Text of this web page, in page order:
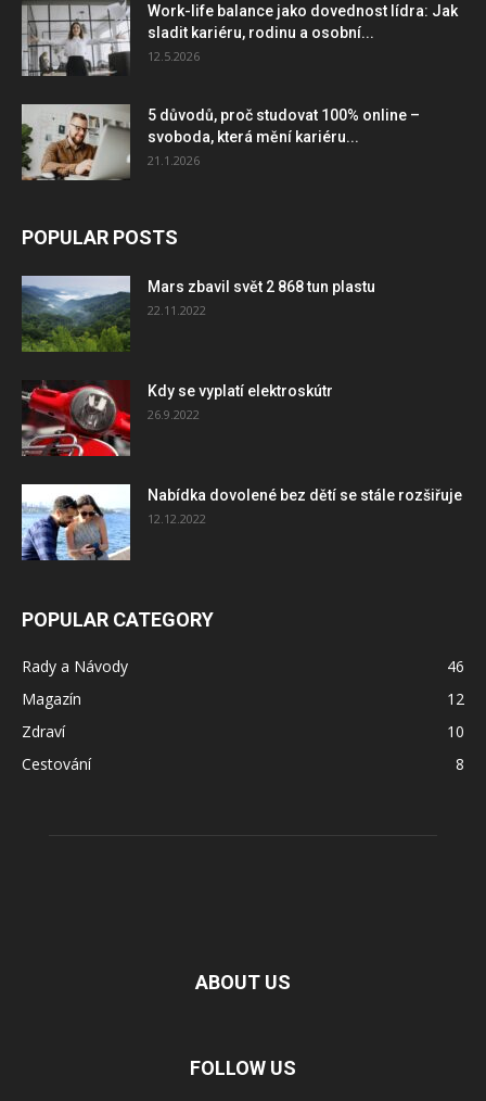
Work-life balance jako dovednost lídra: Jak
sladit kariéru, rodinu a osobní...
12.5.2026
5 důvodů, proč studovat 100% online –
svoboda, která mění kariéru...
21.1.2026
POPULAR POSTS
Mars zbavil svět 2 868 tun plastu
22.11.2022
Kdy se vyplatí elektroskútr
26.9.2022
Nabídka dovolené bez dětí se stále rozšiřuje
12.12.2022
POPULAR CATEGORY
Rady a Návody
46
Magazín
12
Zdraví
10
Cestování
8
ABOUT US
FOLLOW US